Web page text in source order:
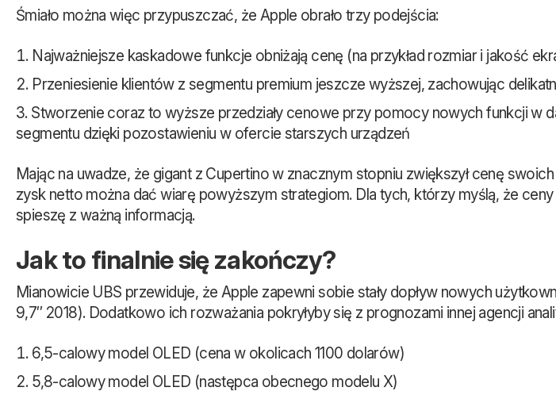
Śmiało można więc przypuszczać, że Apple obrało trzy podejścia:
Najważniejsze kaskadowe funkcje obniżają cenę (na przykład rozmiar i jakość
Przeniesienie klientów z segmentu premium jeszcze wyższej, zachowując
Stworzenie coraz to wyższe przedziały cenowe przy pomocy nowych funkcji
segmentu dzięki pozostawieniu w ofercie starszych urządzeń
Mając na uwadze, że gigant z Cupertino w znacznym stopniu zwiększył cenę
zysk netto można dać wiarę powyższym strategiom. Dla tych, którzy myślą, że
spieszę z ważną informacją.
Jak to finalnie się zakończy?
Mianowicie UBS przewiduje, że Apple zapewni sobie stały dopływ nowych
9,7″ 2018). Dodatkowo ich rozważania pokryłyby się z prognozami innej agencji
6,5-calowy model OLED (cena w okolicach 1100 dolarów)
5,8-calowy model OLED (następca obecnego modelu X)